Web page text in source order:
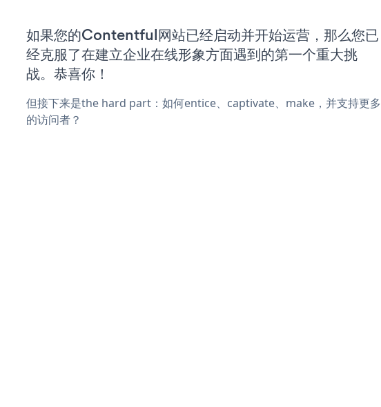
如果您的Contentful网站已经启动并开始运营，那么您已
经克服了在建立企业在线形象方面遇到的第一个重大挑
战。恭喜你！
但接下来是the hard part：如何entice、captivate、make，并支持更多
的访问者？